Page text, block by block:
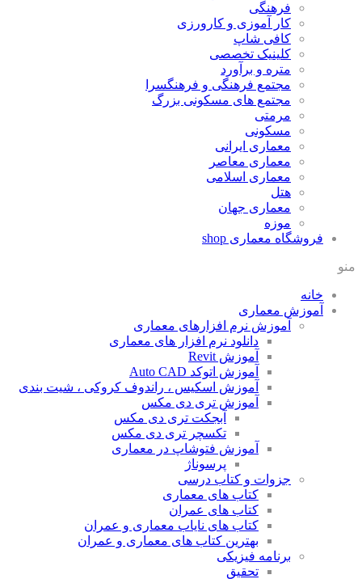
فرهنگی
کار آموزی و کارورزی
کافی شاپ
کلینیک تخصصی
متره و برآورد
مجتمع فرهنگی و فرهنگسرا
مجتمع های مسکونی بزرگ
مرمتی
مسکونی
معماری ایرانی
معماری معاصر
معماری اسلامی
هتل
معماری جهان
موزه
فروشگاه معماری shop
منو
خانه
آموزش معماری
آموزش نرم افزارهای معماری
دانلود نرم افزار های معماری
آموزش Revit
آموزش اتوکد Auto CAD
آموزش اسکیس ، راندوف کروکی ، شیت بندی
آموزش تری دی مکس
آبجکت تری دی مکس
تکسچر تری دی مکس
آموزش فتوشاپ در معماری
پرسوناژ
جزوات و کتاب درسی
کتاب های معماری
کتاب های عمران
کتاب های نایاب معماری و عمران
بهترین کتاب های معماری و عمران
برنامه فیزیکی
تحقیق